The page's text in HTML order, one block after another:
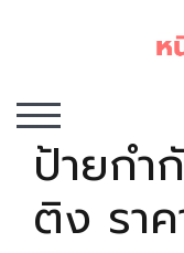
TOGGLE MOBILE
ป้ายกำ
ติง รา